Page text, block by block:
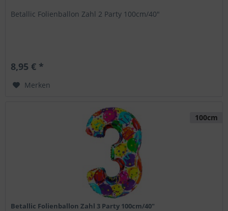
Betallic Folienballon Zahl 2 Party 100cm/40"
8,95 € *
Merken
100cm
Betallic Folienballon Zahl 3 Party 100cm/40"